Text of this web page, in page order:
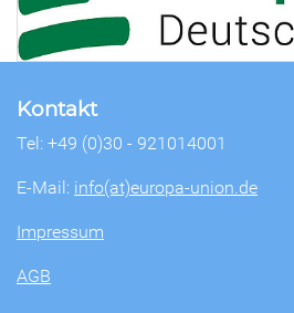
Kontakt
Tel: +49 (0)30 - 921014001
E-Mail: info(at)europa-union.de
Impressum
AGB